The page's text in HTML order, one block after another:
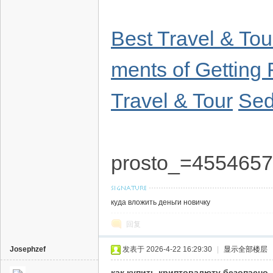
Best Travel &
ments of Getting
Travel & Tour
куда вложить деньги новичку
回复
Josephzef 发表于 2026-4-22 16:29:30 显示全部楼层